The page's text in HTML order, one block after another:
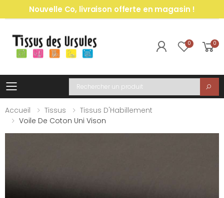
Nouvelle Co, livraison offerte en magasin !
0 0
Toggle mobile menu
Recherche
Accueil
Tissus
Tissus D'Habillement
Voile De Coton Uni Vison